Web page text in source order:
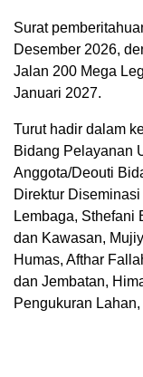
Surat
Desember 2026,
Jalan 200 Mega
Januari 2027.
Turut hadir dalam
Bidang Pelayanan
Anggota/Deouti
Direktur
Lembaga, Sthefani
dan Kawasan,
Humas, Afthar
dan Jembatan,
Pengukuran